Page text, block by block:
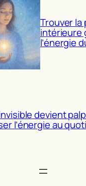
Trouver la
intérieure
l’énergie
devient
l’énergie au